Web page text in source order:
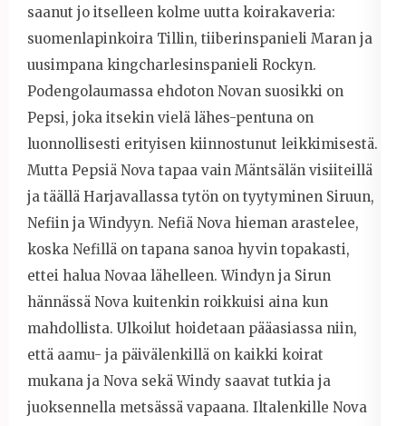
saanut jo itselleen kolme uutta koirakaveria:
suomenlapinkoira Tillin, tiiberinspanieli Maran ja
uusimpana kingcharlesinspanieli Rockyn.
Podengolaumassa ehdoton Novan suosikki on
Pepsi, joka itsekin vielä lähes-pentuna on
luonnollisesti erityisen kiinnostunut leikkimisestä.
Mutta Pepsiä Nova tapaa vain Mäntsälän visiiteillä
ja täällä Harjavallassa tytön on tyytyminen Siruun,
Nefiin ja Windyyn. Nefiä Nova hieman arastelee,
koska Nefillä on tapana sanoa hyvin topakasti,
ettei halua Novaa lähelleen. Windyn ja Sirun
hännässä Nova kuitenkin roikkuisi aina kun
mahdollista. Ulkoilut hoidetaan pääasiassa niin,
että aamu- ja päivälenkillä on kaikki koirat
mukana ja Nova sekä Windy saavat tutkia ja
juoksennella metsässä vapaana. Iltalenkille Nova